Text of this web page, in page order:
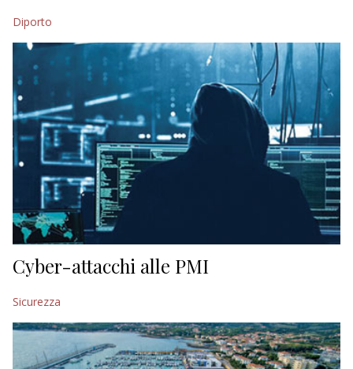
Diporto
Cyber-attacchi alle PMI
Sicurezza